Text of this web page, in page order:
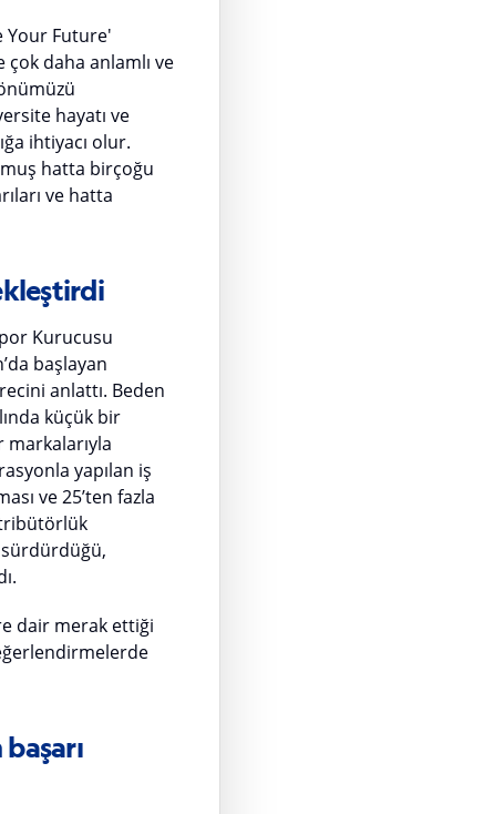
Your Future'
çok daha anlamlı ve
hayatı ve
ihtiyacı olur.
hatta birçoğu
ve hatta
Kurucusu
başlayan
anlattı. Beden
küçük bir
markalarıyla
yapılan iş
ve 25’ten fazla
sürdürdüğü,
dair merak ettiği